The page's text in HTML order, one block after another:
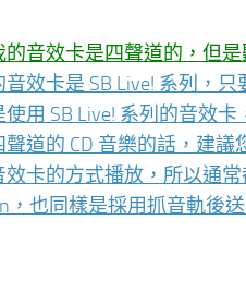
音效卡是四聲道的，但
效卡是 SB Live! 系列，
使用 SB Live! 系列的音效
聲道的 CD 音樂的話，建
卡的方式播放，所以通
，也同樣是採用抓音軌後